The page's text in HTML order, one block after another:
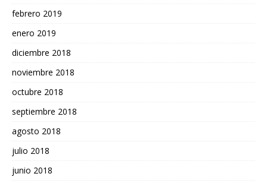
febrero 2019
enero 2019
diciembre 2018
noviembre 2018
octubre 2018
septiembre 2018
agosto 2018
julio 2018
junio 2018